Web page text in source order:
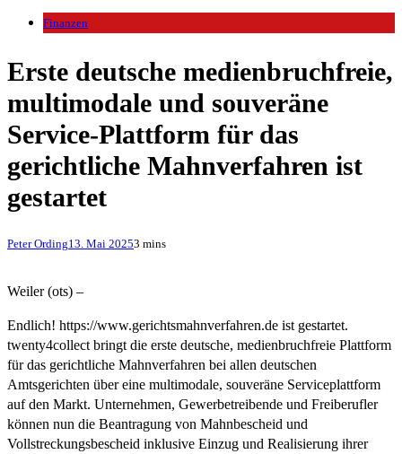
Finanzen
Erste deutsche medienbruchfreie,
multimodale und souveräne
Service-Plattform für das
gerichtliche Mahnverfahren ist
gestartet
Peter Ording13. Mai 20253 mins
Weiler (ots) –
Endlich! https://www.gerichtsmahnverfahren.de ist gestartet.
twenty4collect bringt die erste deutsche, medienbruchfreie Plattform
für das gerichtliche Mahnverfahren bei allen deutschen
Amtsgerichten über eine multimodale, souveräne Serviceplattform
auf den Markt. Unternehmen, Gewerbetreibende und Freiberufler
können nun die Beantragung von Mahnbescheid und
Vollstreckungsbescheid inklusive Einzug und Realisierung ihrer